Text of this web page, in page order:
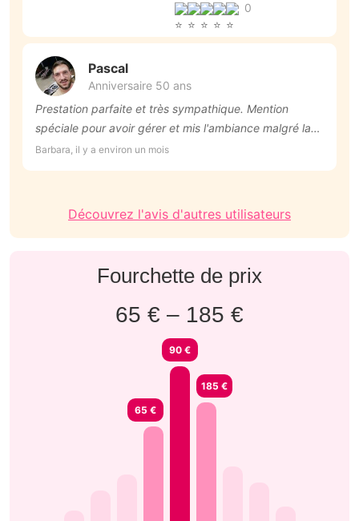
0
Pascal
Anniversaire 50 ans
Prestation parfaite et très sympathique. Mention
spéciale pour avoir gérer et mis l'ambiance malgré la
canicule ! Je recommande +++
Barbara, il y a environ un mois
Découvrez l'avis d'autres utilisateurs
Fourchette de prix
65 € – 185 €
65 €
90 €
185 €